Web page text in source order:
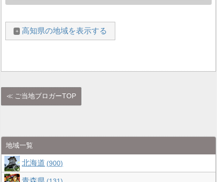
高知県の地域を表示する
ご当地ブロガーTOP
地域一覧
北海道 900